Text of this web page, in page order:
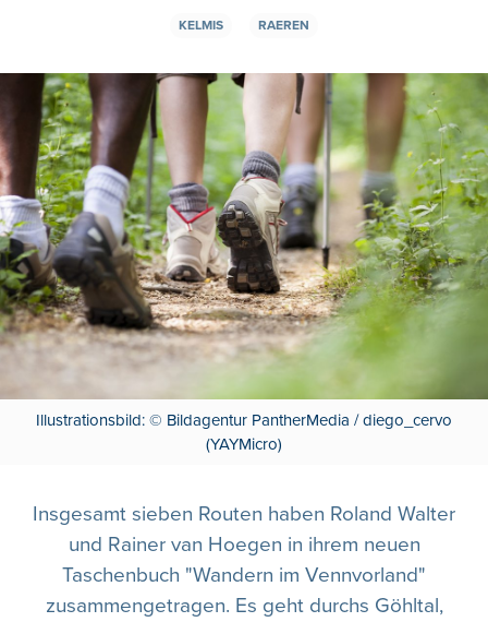
KELMIS RAEREN
Illustrationsbild: © Bildagentur PantherMedia / diego_cervo
(YAYMicro)
Insgesamt sieben Routen haben Roland Walter
und Rainer van Hoegen in ihrem neuen
Taschenbuch "Wandern im Vennvorland"
zusammengetragen. Es geht durchs Göhltal,